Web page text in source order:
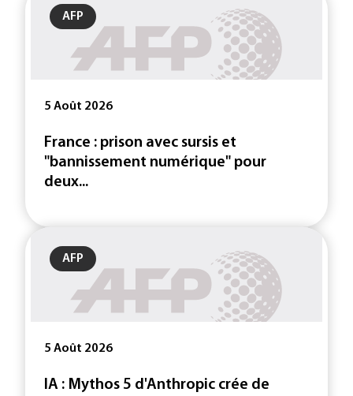
AFP
5 Août 2026
France : prison avec sursis et
"bannissement numérique" pour
deux...
AFP
5 Août 2026
IA : Mythos 5 d'Anthropic crée de